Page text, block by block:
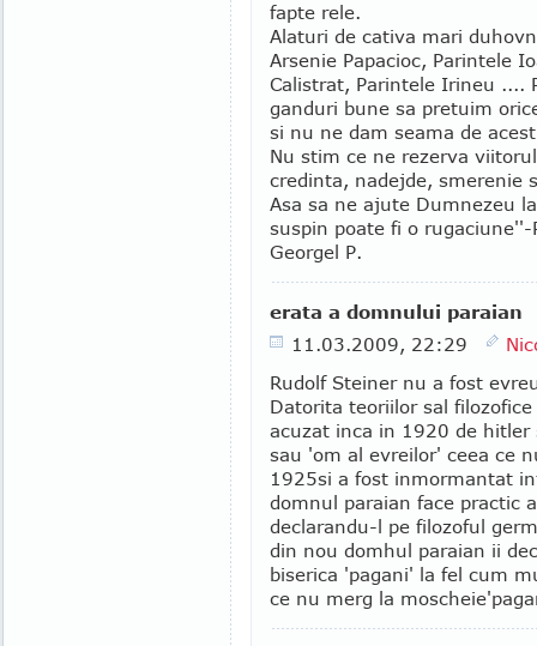
fapte rele.
Alaturi de cativa mari
Arsenie Papacioc, Parintele
Calistrat, Parintele Irineu ....
ganduri bune sa pretuim
si nu ne dam seama de
Nu stim ce ne rezerva
credinta, nadejde, smerenie
Asa sa ne ajute Dumnezeu
suspin poate fi o rugaciune''-
Georgel P.
erata a domnului paraian
11.03.2009, 22:29
Rudolf Steiner nu a fost
Datorita teoriilor sal
acuzat inca in 1920 de
sau 'om al evreilor' ceea ce
1925si a fost inmormantat
domnul paraian face practic
declarandu-l pe filozoful
din nou domhul paraian ii
biserica 'pagani' la fel cum
ce nu merg la